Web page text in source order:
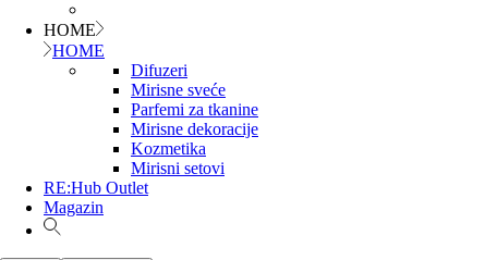
HOME
HOME
Difuzeri
Mirisne sveće
Parfemi za tkanine
Mirisne dekoracije
Kozmetika
Mirisni setovi
RE:Hub Outlet
Magazin